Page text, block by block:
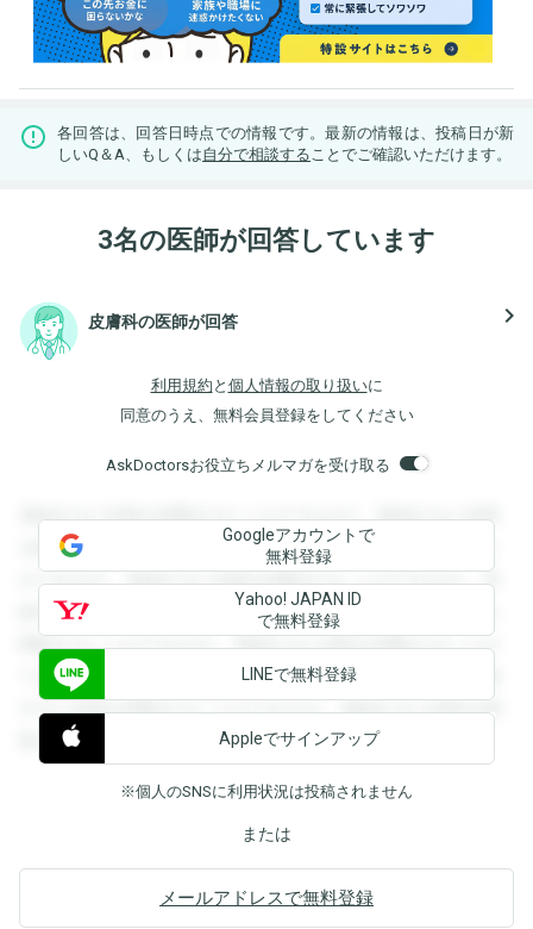
各回答は、回答日時点での情報です。最新の情報は、投稿日が新
しいQ＆A、もしくは自分で相談する ことでご確認いただけます。
3名の医師が回答しています
皮膚科の医師が回答 navigate_next
利用規約 と 個人情報の取り扱いに
同意のうえ、無料会員登録をしてください
AskDoctorsお役立ちメルマガを受け取る
登録すると回答を閲覧することができます。登録すると回答
を閲覧することができます。登録すると回答を閲覧すること
ができます。登録すると回答を閲覧することができます。登
録すると回答を閲覧することができます。登録すると回答を
閲覧することができます。登録すると回答を閲覧することが
できます。登録すると回答を閲覧することができます。登録
すると回答を閲覧することができます。登録すると回答を閲
覧することができます。
Googleアカウントで
無料登録
Yahoo! JAPAN ID
で無料登録
LINEで無料登録
Appleでサインアップ
※個人のSNSに利用状況は投稿されません
または
メールアドレスで無料登録